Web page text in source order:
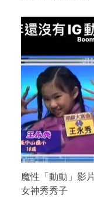
魔性「動動」影
女神秀秀子